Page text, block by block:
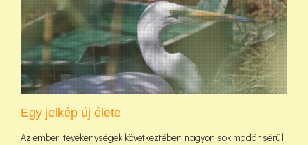
Egy jelkép új élete
Az emberi tevékenységek következtében nagyon sok madár sérül